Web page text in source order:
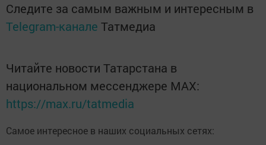
Следите за самым важным и интересным в
Telegram-канале Татмедиа
Читайте новости Татарстана в
национальном мессенджере MАХ:
https://max.ru/tatmedia
Самое интересное в наших социальных сетях: